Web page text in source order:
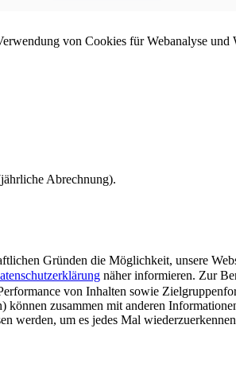
von Cookies für Webanalyse und
Abrechnung).
Gründen die Möglichkeit, unsere
näher informieren. Zur
von Inhalten sowie
können zusammen mit anderen
werden, um es jedes Mal